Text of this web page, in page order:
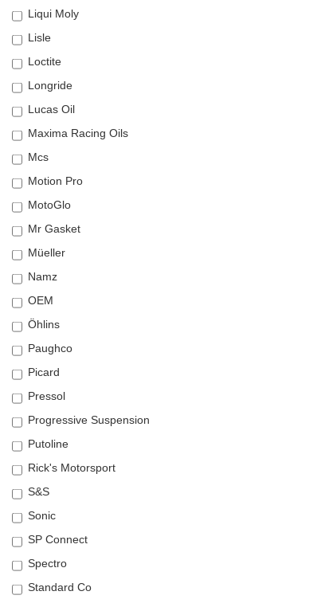
Liqui Moly
Lisle
Loctite
Longride
Lucas Oil
Maxima Racing Oils
Mcs
Motion Pro
MotoGlo
Mr Gasket
Müeller
Namz
OEM
Öhlins
Paughco
Picard
Pressol
Progressive Suspension
Putoline
Rick's Motorsport
S&S
Sonic
SP Connect
Spectro
Standard Co